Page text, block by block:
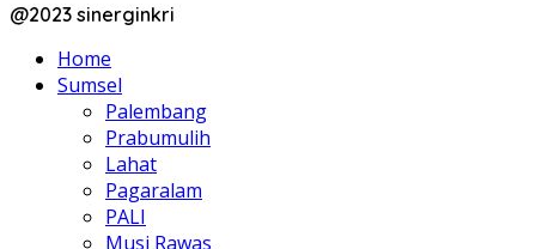
@2023 sinerginkri
Home
Sumsel
Palembang
Prabumulih
Lahat
Pagaralam
PALI
Musi Rawas